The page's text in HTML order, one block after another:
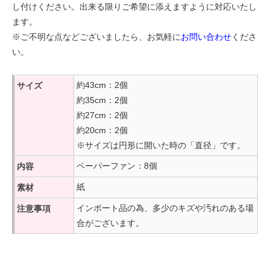
し付けください。出来る限りご希望に添えますように対応いたし
ます。
※ご不明な点などございましたら、お気軽にお問い合わせくださ
い。
サイズ
約43cm：2個
約35cm：2個
約27cm：2個
約20cm：2個
※サイズは円形に開いた時の「直径」です。
内容 ペーパーファン：8個
素材 紙
注意事項
インポート品の為、多少のキズや汚れのある場
合がございます。